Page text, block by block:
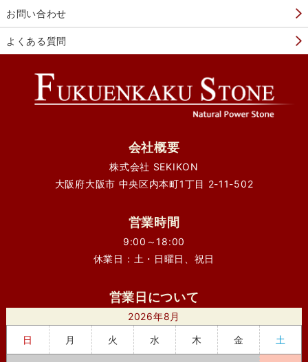
お問い合わせ
よくある質問
会社概要
株式会社 SEKIKON
大阪府大阪市 中央区内本町1丁目 2-11-502
営業時間
9:00～18:00
休業日：土・日曜日、祝日
営業日について
2026年8月
日
月 火 水 木 金 土